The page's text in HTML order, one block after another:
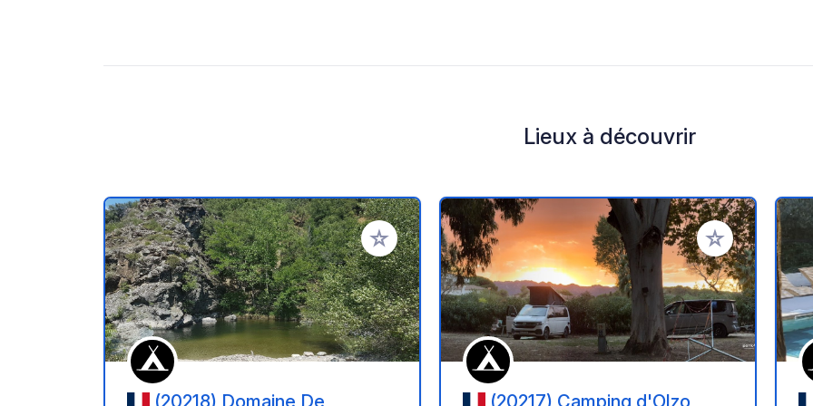
Lieux à découvrir
Ajouter à vos favoris
(20218) Domaine De
Ajouter à vos
(20217) Camping d'Olzo